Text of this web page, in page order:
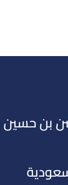
بن حسين